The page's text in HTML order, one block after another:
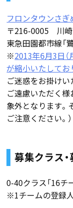
フロンタウンさぎ
〒216-0005 川崎
東急田園都市線
※2013年6月3日
が縮小いたしてお
ご迷惑をお掛けい
ご遠慮いただく様
象外となります。
ご注意ください。）
募集クラス
0-40クラス「16チ
※1チームの登録